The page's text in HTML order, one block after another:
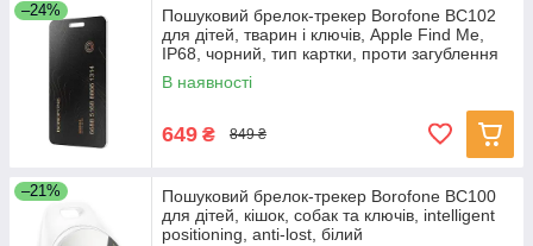
–24%
Пошуковий брелок-трекер Borofone BC102
для дітей, тварин і ключів, Apple Find Me,
IP68, чорний, тип картки, проти загублення
В наявності
649 ₴ 849 ₴
–21%
Пошуковий брелок-трекер Borofone BC100
для дітей, кішок, собак та ключів, intelligent
positioning, anti-lost, білий